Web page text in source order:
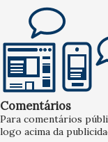
Comentários
Para comentários
logo acima da